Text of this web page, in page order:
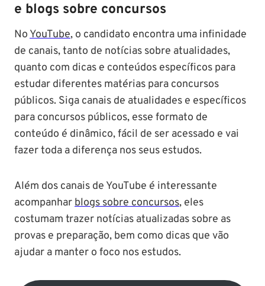
e blogs sobre concursos
NoYouTube, o candidato encontra uma infinidade
de canais, tanto de notícias sobre atualidades,
quanto com dicas e conteúdos específicos para
estudar diferentes matérias para concursos
públicos. Siga canais de atualidades e específicos
para concursos públicos, esse formato de
conteúdo é dinâmico, fácil de ser acessado e vai
fazer toda a diferença nos seus estudos.
Além dos canais de YouTube é interessante
acompanharblogs sobre concursos, eles
costumam trazer notícias atualizadas sobre as
provas e preparação, bem como dicas que vão
ajudar a manter o foco nos estudos.